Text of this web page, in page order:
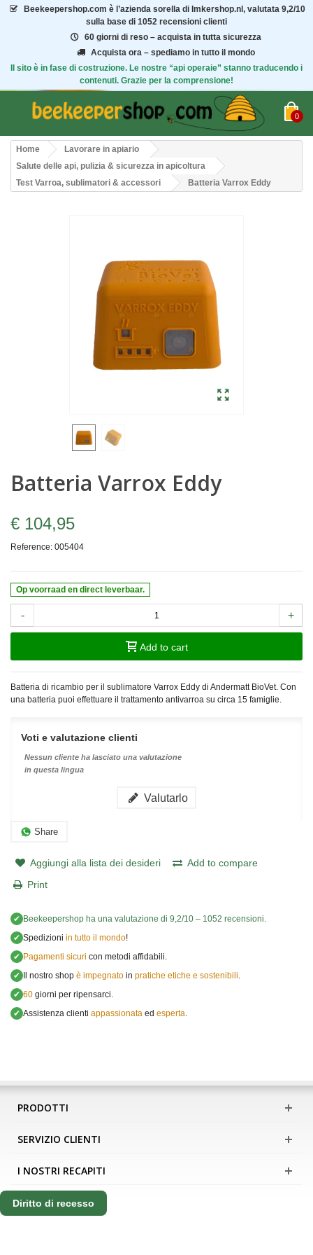
Beekeepershop.com è l’azienda sorella di Imkershop.nl, valutata 9,2/10
sulla base di 1052 recensioni clienti
60 giorni di reso – acquista in tutta sicurezza
Acquista ora – spediamo in tutto il mondo
Il sito è in fase di costruzione. Le nostre “api operaie” stanno traducendo i
contenuti. Grazie per la comprensione!
0
Home
Lavorare in apiario
Salute delle api, pulizia & sicurezza in apicoltura
Test Varroa, sublimatori & accessori
Batteria Varrox Eddy
Batteria Varrox Eddy
€ 104,95
Reference: 005404
Op voorraad en direct leverbaar.
- +
Add to cart
Batteria di ricambio per il sublimatore Varrox Eddy di Andermatt BioVet. Con
una batteria puoi effettuare il trattamento antivarroa su circa 15 famiglie.
Voti e valutazione clienti
Nessun cliente ha lasciato una valutazione
in questa lingua
Valutarlo
Share
Aggiungi alla lista dei desideri
Add to compare
Print
✔ Beekeepershop ha una valutazione di 9,2/10 – 1052 recensioni.
✔ Spedizioni in tutto il mondo!
✔ Pagamenti sicuri con metodi affidabili.
✔
Il nostro shop è impegnato in pratiche etiche e sostenibili.
✔ 60 giorni per ripensarci.
✔ Assistenza clienti appassionata ed esperta.
PRODOTTI
SERVIZIO CLIENTI
I NOSTRI RECAPITI
Diritto di recesso